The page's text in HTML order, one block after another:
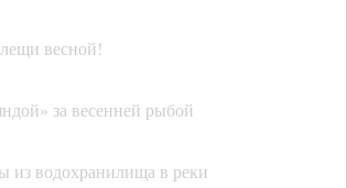
весной!
за весенней рыбой
из водохранилища в реки